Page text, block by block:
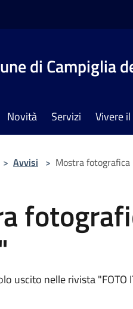
di Campiglia
Novità Servizi Vivere
> Avvisi > Mostra
uscito nelle rivista